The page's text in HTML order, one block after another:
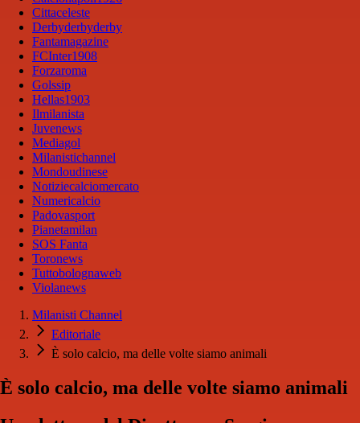
Cittaceleste
Derbyderbyderby
Fantamagazine
FCInter1908
Forzaroma
Golssip
Hellas1903
Ilmilanista
Juvenews
Mediagol
Milanistichannel
Mondoudinese
Notiziecalciomercato
Numericalcio
Padovasport
Pianetamilan
SOS Fanta
Toronews
Tuttobolognaweb
Violanews
Milanisti Channel
Editoriale
È solo calcio, ma delle volte siamo animali
È solo calcio, ma delle volte siamo animali